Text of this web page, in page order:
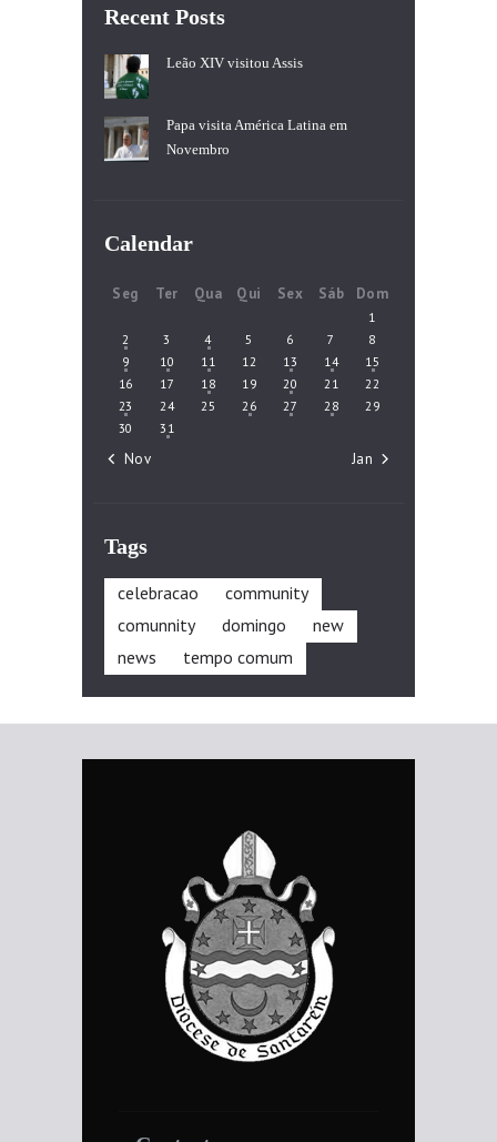
Recent Posts
Leão XIV visitou Assis
Papa visita América Latina em
Novembro
Calendar
Seg Ter Qua Qui Sex Sáb Dom
1
2
3 4 5 6 7
8
9
10 11 12 13 14
15
16
17 18 19 20 21
22
23
24 25 26 27 28
29
30
31
« Nov Jan »
Tags
celebracao
community
comunnity
domingo
new
news
tempo comum